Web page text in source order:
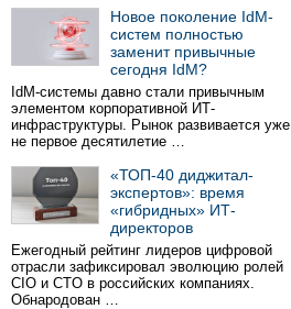
Новое поколение IdM-
систем полностью
заменит привычные
сегодня IdM?
IdM-системы давно стали привычным
элементом корпоративной ИТ-
инфраструктуры. Рынок развивается уже
не первое десятилетие …
«ТОП-40 диджитал-
экспертов»: время
«гибридных» ИТ-
директоров
Ежегодный рейтинг лидеров цифровой
отрасли зафиксировал эволюцию ролей
CIO и CTO в российских компаниях.
Обнародован …